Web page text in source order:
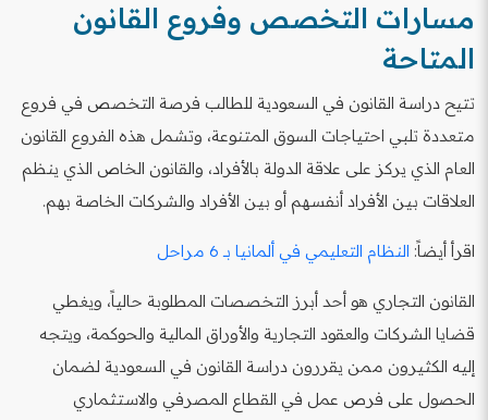
مسارات التخصص وفروع القانون
المتاحة
تتيح دراسة القانون في السعودية للطالب فرصة التخصص في فروع
متعددة تلبي احتياجات السوق المتنوعة، وتشمل هذه الفروع القانون
العام الذي يركز على علاقة الدولة بالأفراد، والقانون الخاص الذي ينظم
العلاقات بين الأفراد أنفسهم أو بين الأفراد والشركات الخاصة بهم.
اقرأ أيضاً: النظام التعليمي في ألمانيا بـ 6 مراحل
القانون التجاري هو أحد أبرز التخصصات المطلوبة حالياً، ويغطي
قضايا الشركات والعقود التجارية والأوراق المالية والحوكمة، ويتجه
إليه الكثيرون ممن يقررون دراسة القانون في السعودية لضمان
الحصول على فرص عمل في القطاع المصرفي والاستثماري